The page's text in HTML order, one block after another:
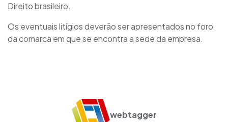
Direito brasileiro.
Os eventuais litígios deverão ser apresentados no foro
da comarca em que se encontra a sede da empresa.
webtagger